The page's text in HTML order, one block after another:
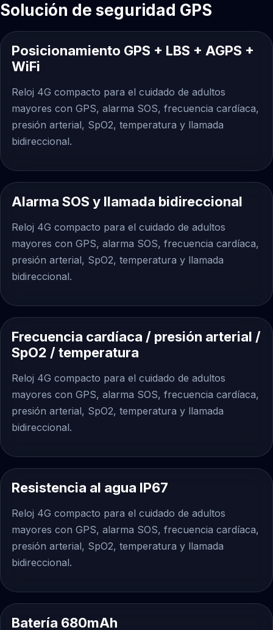
Solución de seguridad GPS
Posicionamiento GPS + LBS + AGPS +
WiFi
Reloj 4G compacto para el cuidado de adultos
mayores con GPS, alarma SOS, frecuencia cardíaca,
presión arterial, SpO2, temperatura y llamada
bidireccional.
Alarma SOS y llamada bidireccional
Reloj 4G compacto para el cuidado de adultos
mayores con GPS, alarma SOS, frecuencia cardíaca,
presión arterial, SpO2, temperatura y llamada
bidireccional.
Frecuencia cardíaca / presión arterial /
SpO2 / temperatura
Reloj 4G compacto para el cuidado de adultos
mayores con GPS, alarma SOS, frecuencia cardíaca,
presión arterial, SpO2, temperatura y llamada
bidireccional.
Resistencia al agua IP67
Reloj 4G compacto para el cuidado de adultos
mayores con GPS, alarma SOS, frecuencia cardíaca,
presión arterial, SpO2, temperatura y llamada
bidireccional.
Batería 680mAh